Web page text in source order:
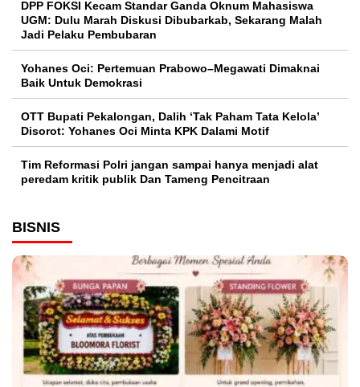
DPP FOKSI Kecam Standar Ganda Oknum Mahasiswa
UGM: Dulu Marah Diskusi Dibubarkab, Sekarang Malah
Jadi Pelaku Pembubaran
Yohanes Oci: Pertemuan Prabowo–Megawati Dimaknai
Baik Untuk Demokrasi
OTT Bupati Pekalongan, Dalih ‘Tak Paham Tata Kelola’
Disorot: Yohanes Oci Minta KPK Dalami Motif
Tim Reformasi Polri jangan sampai hanya menjadi alat
peredam kritik publik Dan Tameng Pencitraan
BISNIS